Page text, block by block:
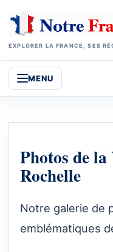
EXPLORER LA FRANCE, SES
MENU
Photos de
Rochelle
Notre galerie de
emblématiques